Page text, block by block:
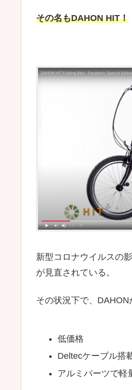
その名もDAHON HIT！
新型コロナウイルスの
が見直されている。
その状況下で、
低価格
Deltecケーブル搭
アルミパーツで軽